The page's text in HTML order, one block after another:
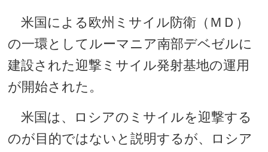
米国による欧州ミサイル防衛（ＭＤ）
の一環としてルーマニア南部デベゼルに
建設された迎撃ミサイル発射基地の運用
が開始された。
米国は、ロシアのミサイルを迎撃する
のが目的ではないと説明するが、ロシア